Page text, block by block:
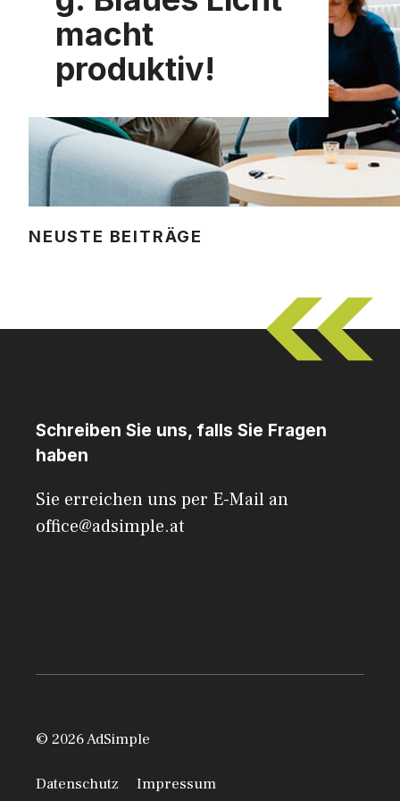
macht
produktiv!
NEUSTE BEITRÄGE
Schreiben Sie uns, falls Sie Fragen
haben
Sie erreichen uns per E-Mail an
office@adsimple.at
© 2026 AdSimple
Datenschutz Impressum